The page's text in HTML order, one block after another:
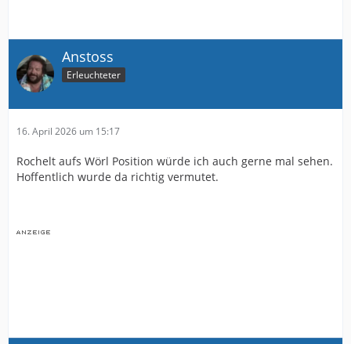
Anstoss
Erleuchteter
16. April 2026 um 15:17
Rochelt aufs Wörl Position würde ich auch gerne mal sehen.
Hoffentlich wurde da richtig vermutet.